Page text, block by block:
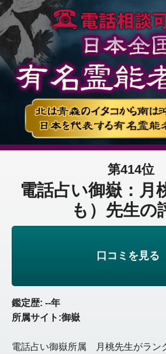
第414位
電話占い御嶽：月
も）先生の
口コミを見る
鑑定歴: --年
所属サイト:御嶽
電話占い御嶽所属 月桃先生がラン